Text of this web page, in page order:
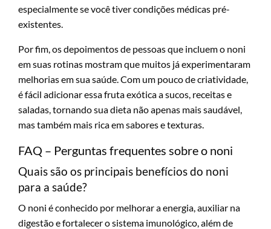
especialmente se você tiver condições médicas pré-
existentes.
Por fim, os depoimentos de pessoas que incluem o noni
em suas rotinas mostram que muitos já experimentaram
melhorias em sua saúde. Com um pouco de criatividade,
é fácil adicionar essa fruta exótica a sucos, receitas e
saladas, tornando sua dieta não apenas mais saudável,
mas também mais rica em sabores e texturas.
FAQ – Perguntas frequentes sobre o noni
Quais são os principais benefícios do noni
para a saúde?
O noni é conhecido por melhorar a energia, auxiliar na
digestão e fortalecer o sistema imunológico, além de